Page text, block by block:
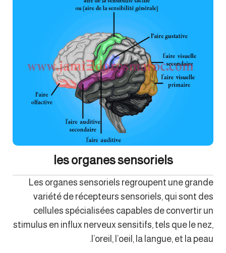
les organes sensoriels
Les organes sensoriels regroupent une grande
variété de récepteurs sensoriels, qui sont des
cellules spécialisées capables de convertir un
stimulus en influx nerveux sensitifs, tels que le nez,
l’oreil, l’oeil, la langue, et la peau.